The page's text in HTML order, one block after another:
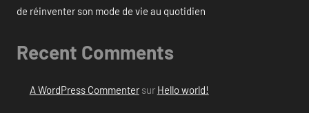
de réinventer son mode de vie au quotidien
Recent Comments
A WordPress Commentersur Hello world!